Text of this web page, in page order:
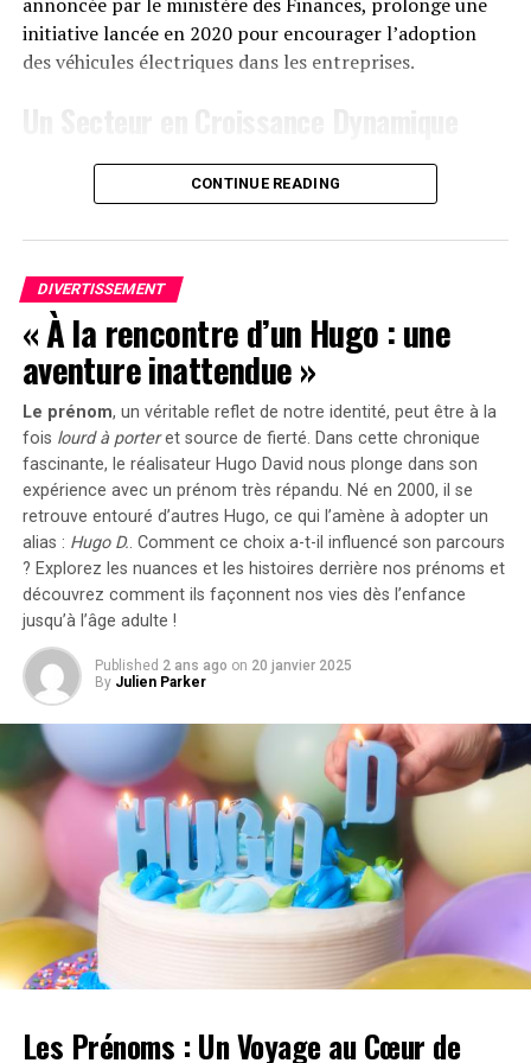
« early bird » sera active du20 janvier au 23 février
2025, permettant aux acheteurs intéressés d’acquérir
le Solarbank 2 AC représente une avancée significative
engagement envers la durabilité environnementale.
initiative lancée en 2020 pour encourager l’adoption
des véhicules électriques dans les entreprises.
Cette prolongation intervient à un moment clé, alors
que le marché des voitures électriques continue
En2023, les particuliers représentent désormais 84%
des acquisitions de véhicules électriques, contre
seulement 68% en 2018.
Concrètement,cette mesure permet aux sociétés
d’installer gratuitement des bornes de recharge pour
leurs employés sans impact fiscal. Les frais liés à
l’électricité pour ces recharges ne seront pas pris en
compte dans le calcul des avantages en nature. De plus,
un abattement de 50% sur ces avantages est maintenu
avec un plafond révisé à environ 2000 euros pour
l’année prochaine.
Accélération Vers une Mobilité Électrique
Cette initiative fait partie d’une stratégie globale visant
à promouvoir l’électrification du parc automobile
français. Cependant, les grandes entreprises
rencontrent encore des difficultés pour atteindre leurs
objectifs ; seulement 8% des nouveaux véhicules
immatriculés par ces entités étaient électriques en
2023. Ces incitations fiscales pourraient néanmoins
inciter davantage d’employeurs à franchir le
pas.Cependant, plusieurs défis demeurent concernant
les infrastructures nécessaires au chargement ainsi que
sur l’autonomie des véhicules et les perceptions parmi
bonus écologique pour les utilitaires et sa diminution
CONTINUE READING
DIVERTISSEMENT
« À la rencontre d’un Hugo : une
aventure inattendue »
Le prénom, un véritable reflet de notre identité, peut être à la
fois lourd à porteret source de fierté. Dans cette chronique
fascinante, le réalisateur Hugo David nous plonge dans son
expérience avec un prénom très répandu. Né en 2000, il se
retrouve entouré d’autres Hugo, ce qui l’amène à adopter un
alias : Hugo D.. Comment ce choix a-t-il influencé son parcours
? Explorez les nuances et les histoires derrière nos prénoms et
découvrez comment ils façonnent nos vies dès l’enfance
jusqu’à l’âge adulte !
Published 2 ans ago on 20 janvier 2025
By Julien Parker
Les Prénoms : Un Voyage au Cœur de